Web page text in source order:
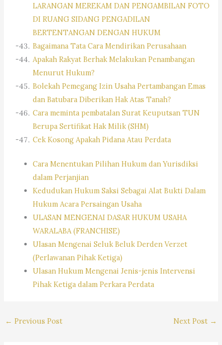
LARANGAN MEREKAM DAN PENGAMBILAN FOTO
DI RUANG SIDANG PENGADILAN
BERTENTANGAN DENGAN HUKUM
Bagaimana Tata Cara Mendirikan Perusahaan
Apakah Rakyat Berhak Melakukan Penambangan
Menurut Hukum?
Bolekah Pemegang Izin Usaha Pertambangan Emas
dan Batubara Diberikan Hak Atas Tanah?
Cara meminta pembatalan Surat Keuputsan TUN
Berupa Sertifikat Hak Milik (SHM)
Cek Kosong Apakah Pidana Atau Perdata
Cara Menentukan Pilihan Hukum dan Yurisdiksi
dalam Perjanjian
Kedudukan Hukum Saksi Sebagai Alat Bukti Dalam
Hukum Acara Persaingan Usaha
ULASAN MENGENAI DASAR HUKUM USAHA
WARALABA (FRANCHISE)
Ulasan Mengenai Seluk Beluk Derden Verzet
(Perlawanan Pihak Ketiga)
Ulasan Hukum Mengenai Jenis-jenis Intervensi
Pihak Ketiga dalam Perkara Perdata
← Previous Post Next Post →